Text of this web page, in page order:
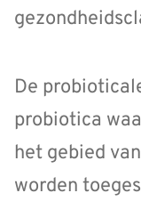
De
probiotica
het gebied
worden